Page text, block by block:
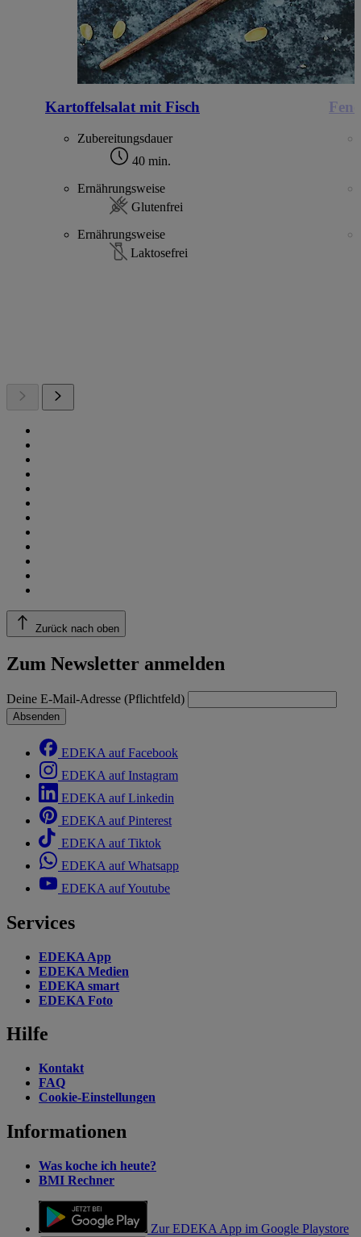
Kartoffelsalat mit Fisch
Zubereitungsdauer
40 min.
Ernährungsweise
Glutenfrei
Ernährungsweise
Laktosefrei
Zurück nach oben
Zum Newsletter anmelden
Deine E-Mail-Adresse (Pflichtfeld)
Absenden
EDEKA auf Facebook
EDEKA auf Instagram
EDEKA auf Linkedin
EDEKA auf Pinterest
EDEKA auf Tiktok
EDEKA auf Whatsapp
EDEKA auf Youtube
Services
EDEKA App
EDEKA Medien
EDEKA smart
EDEKA Foto
Hilfe
Kontakt
FAQ
Cookie-Einstellungen
Informationen
Was koche ich heute?
BMI Rechner
Zur EDEKA App im Google Playstore